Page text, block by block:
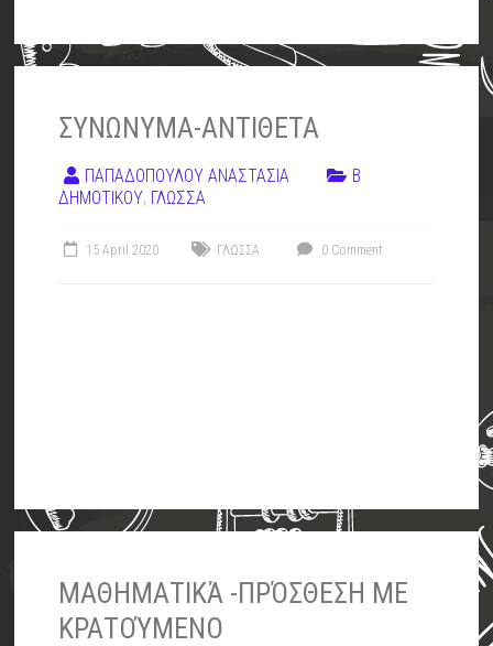
ΣΥΝΩΝΥΜΑ-ΑΝΤΙΘΕΤΑ
ΠΑΠΑΔΟΠΟΥΛΟΥ ΑΝΑΣΤΑΣΙΑ
Β
ΔΗΜΟΤΙΚΟΥ, ΓΛΩΣΣΑ
15 April 2020 ΓΛΩΣΣΑ 0 Comment
ΜΑΘΗΜΑΤΙΚΆ -ΠΡΌΣΘΕΣΗ ΜΕ
ΚΡΑΤΟΎΜΕΝΟ